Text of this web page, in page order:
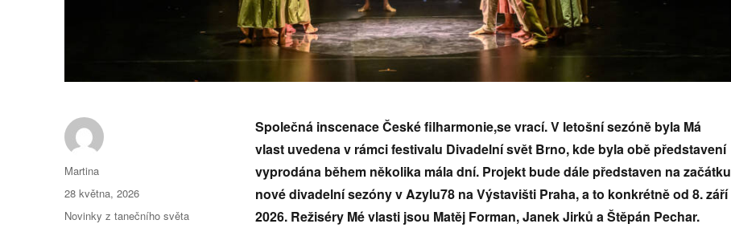
Společná inscenace České filharmonie,se vrací. V letošní sezóně byla Má
vlast uvedena v rámci festivalu Divadelní svět Brno, kde byla obě představení
vyprodána během několika mála dní. Projekt bude dále představen na začátku
nové divadelní sezóny v Azylu78 na Výstavišti Praha, a to konkrétně od 8. září
2026. Režiséry Mé vlasti jsou Matěj Forman, Janek Jirků a Štěpán Pechar.
Autor:
Martina
Publikováno:
28 května, 2026
Rubriky:
Novinky z tanečního světa